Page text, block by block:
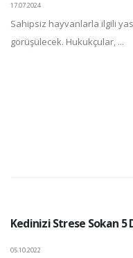
17.07.2024
Sahipsiz hayvanlarla ilgili
görüşülecek. Hukukçular, ...
Kedinizi Strese Sokan 5
05.10.2022